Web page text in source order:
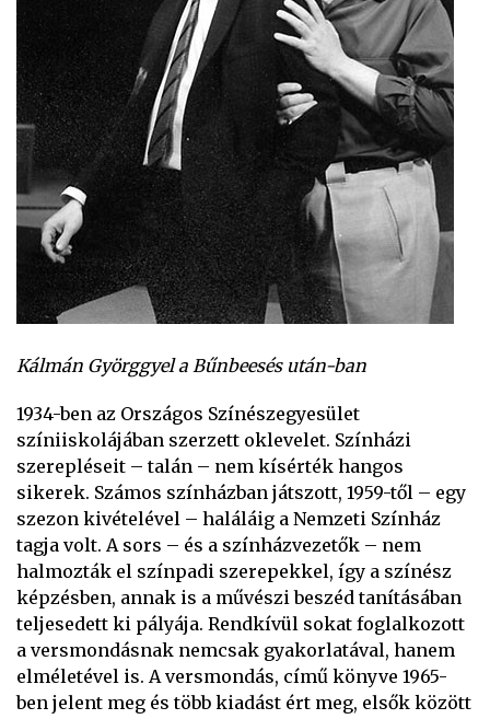
Kálmán Györggyel a Bűnbeesés után-ban
1934-ben az Országos Színészegyesület
színiiskolájában szerzett oklevelet. Színházi
szerepléseit – talán – nem kísérték hangos
sikerek. Számos színházban játszott, 1959-től – egy
szezon kivételével – haláláig a Nemzeti Színház
tagja volt. A sors – és a színházvezetők – nem
halmozták el színpadi szerepekkel, így a színész
képzésben, annak is a művészi beszéd tanításában
teljesedett ki pályája. Rendkívül sokat foglalkozott
a versmondásnak nemcsak gyakorlatával, hanem
elméletével is. A versmondás, című könyve 1965-
ben jelent meg és több kiadást ért meg, elsők között